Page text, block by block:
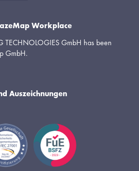
Workplace
TECHNOLOGIES GmbH has been
GmbH.
Auszeichnungen